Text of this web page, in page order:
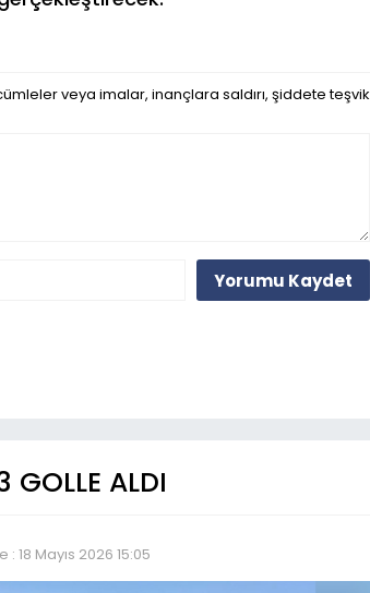
veya imalar, inançlara saldırı, şiddete teşvik
Yorumu Kaydet
GOLLE ALDI
18 Mayıs 2026 15:05